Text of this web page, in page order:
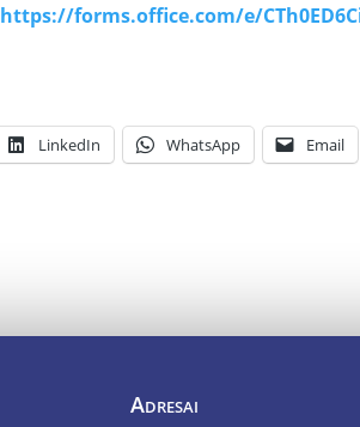
https://forms.office.com/e/
LinkedIn WhatsApp Email
Adresai